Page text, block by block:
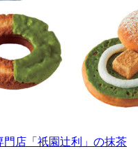
門店「祇園辻利」の抹茶